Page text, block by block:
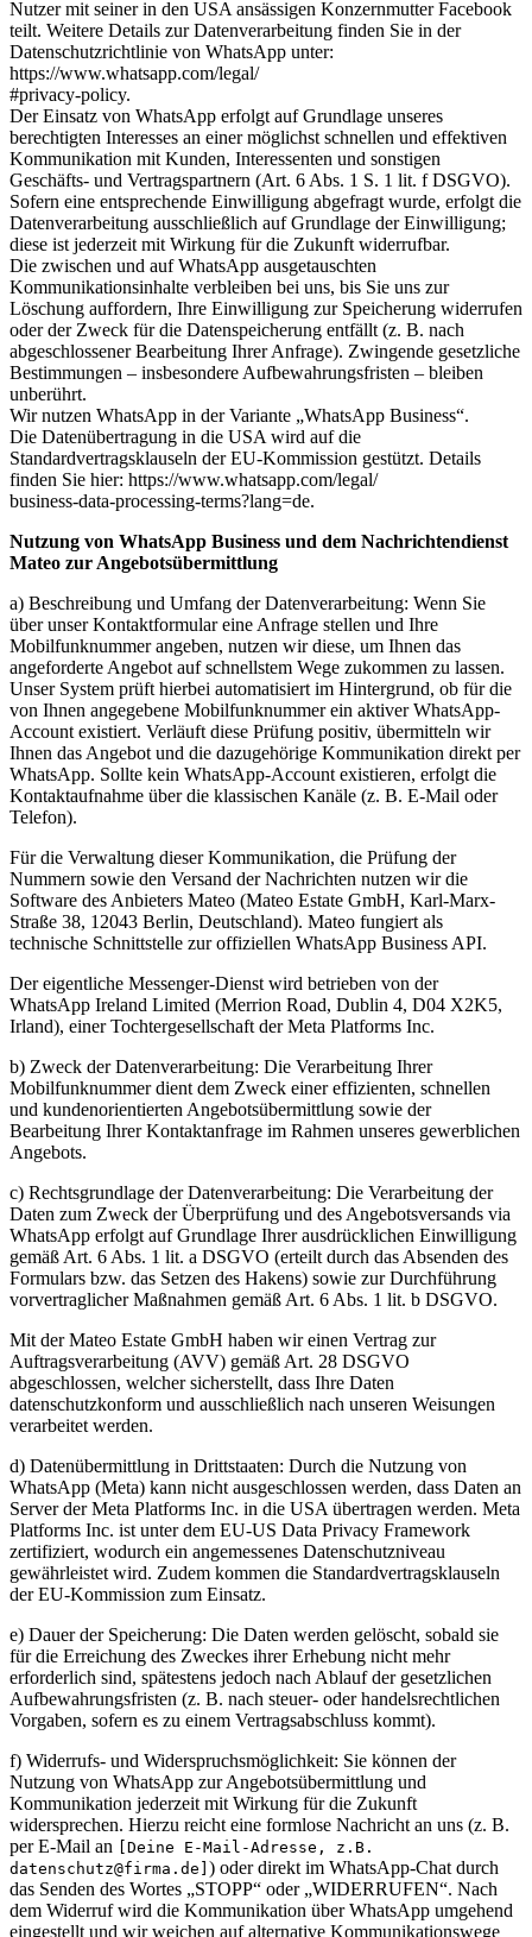
Nutzer mit seiner in den USA ansässigen Konzernmutter Facebook
teilt. Weitere Details zur Datenverarbeitung finden Sie in der
Datenschutzrichtlinie von WhatsApp unter:
https://www.whatsapp.com/legal/
#privacy-policy.
Der Einsatz von WhatsApp erfolgt auf Grundlage unseres
berechtigten Interesses an einer möglichst schnellen und effektiven
Kommunikation mit Kunden, Interessenten und sonstigen
Geschäfts- und Vertragspartnern (Art. 6 Abs. 1 S. 1 lit. f DSGVO).
Sofern eine entsprechende Einwilligung abgefragt wurde, erfolgt die
Datenverarbeitung ausschließlich auf Grundlage der Einwilligung;
diese ist jederzeit mit Wirkung für die Zukunft widerrufbar.
Die zwischen und auf WhatsApp ausgetauschten
Kommunikationsinhalte verbleiben bei uns, bis Sie uns zur
Löschung auffordern, Ihre Einwilligung zur Speicherung widerrufen
oder der Zweck für die Datenspeicherung entfällt (z. B. nach
abgeschlossener Bearbeitung Ihrer Anfrage). Zwingende gesetzliche
Bestimmungen – insbesondere Aufbewahrungsfristen – bleiben
unberührt.
Wir nutzen WhatsApp in der Variante „WhatsApp Business“.
Die Datenübertragung in die USA wird auf die
Standardvertragsklauseln der EU-Kommission gestützt. Details
finden Sie hier: https://www.whatsapp.com/legal/
business-data-processing-terms?lang=de.
Nutzung von WhatsApp Business und dem Nachrichtendienst
Mateo zur Angebotsübermittlung
a) Beschreibung und Umfang der Datenverarbeitung: Wenn Sie
über unser Kontaktformular eine Anfrage stellen und Ihre
Mobilfunknummer angeben, nutzen wir diese, um Ihnen das
angeforderte Angebot auf schnellstem Wege zukommen zu lassen.
Unser System prüft hierbei automatisiert im Hintergrund, ob für die
von Ihnen angegebene Mobilfunknummer ein aktiver WhatsApp-
Account existiert. Verläuft diese Prüfung positiv, übermitteln wir
Ihnen das Angebot und die dazugehörige Kommunikation direkt per
WhatsApp. Sollte kein WhatsApp-Account existieren, erfolgt die
Kontaktaufnahme über die klassischen Kanäle (z. B. E-Mail oder
Telefon).
Für die Verwaltung dieser Kommunikation, die Prüfung der
Nummern sowie den Versand der Nachrichten nutzen wir die
Software des Anbieters Mateo (Mateo Estate GmbH, Karl-Marx-
Straße 38, 12043 Berlin, Deutschland). Mateo fungiert als
technische Schnittstelle zur offiziellen WhatsApp Business API.
Der eigentliche Messenger-Dienst wird betrieben von der
WhatsApp Ireland Limited (Merrion Road, Dublin 4, D04 X2K5,
Irland), einer Tochtergesellschaft der Meta Platforms Inc.
b) Zweck der Datenverarbeitung: Die Verarbeitung Ihrer
Mobilfunknummer dient dem Zweck einer effizienten, schnellen
und kundenorientierten Angebotsübermittlung sowie der
Bearbeitung Ihrer Kontaktanfrage im Rahmen unseres gewerblichen
Angebots.
c) Rechtsgrundlage der Datenverarbeitung: Die Verarbeitung der
Daten zum Zweck der Überprüfung und des Angebotsversands via
WhatsApp erfolgt auf Grundlage Ihrer ausdrücklichen Einwilligung
gemäß Art. 6 Abs. 1 lit. a DSGVO (erteilt durch das Absenden des
Formulars bzw. das Setzen des Hakens) sowie zur Durchführung
vorvertraglicher Maßnahmen gemäß Art. 6 Abs. 1 lit. b DSGVO.
Mit der Mateo Estate GmbH haben wir einen Vertrag zur
Auftragsverarbeitung (AVV) gemäß Art. 28 DSGVO
abgeschlossen, welcher sicherstellt, dass Ihre Daten
datenschutzkonform und ausschließlich nach unseren Weisungen
verarbeitet werden.
d) Datenübermittlung in Drittstaaten: Durch die Nutzung von
WhatsApp (Meta) kann nicht ausgeschlossen werden, dass Daten an
Server der Meta Platforms Inc. in die USA übertragen werden. Meta
Platforms Inc. ist unter dem EU-US Data Privacy Framework
zertifiziert, wodurch ein angemessenes Datenschutzniveau
gewährleistet wird. Zudem kommen die Standardvertragsklauseln
der EU-Kommission zum Einsatz.
e) Dauer der Speicherung: Die Daten werden gelöscht, sobald sie
für die Erreichung des Zweckes ihrer Erhebung nicht mehr
erforderlich sind, spätestens jedoch nach Ablauf der gesetzlichen
Aufbewahrungsfristen (z. B. nach steuer- oder handelsrechtlichen
Vorgaben, sofern es zu einem Vertragsabschluss kommt).
f) Widerrufs- und Widerspruchsmöglichkeit: Sie können der
Nutzung von WhatsApp zur Angebotsübermittlung und
Kommunikation jederzeit mit Wirkung für die Zukunft
widersprechen. Hierzu reicht eine formlose Nachricht an uns (z. B.
per E-Mail an
[Deine E-Mail-Adresse, z.B.
datenschutz@firma.de] ) oder direkt im WhatsApp-Chat durch
das Senden des Wortes „STOPP“ oder „WIDERRUFEN“. Nach
dem Widerruf wird die Kommunikation über WhatsApp umgehend
eingestellt und wir weichen auf alternative Kommunikationswege